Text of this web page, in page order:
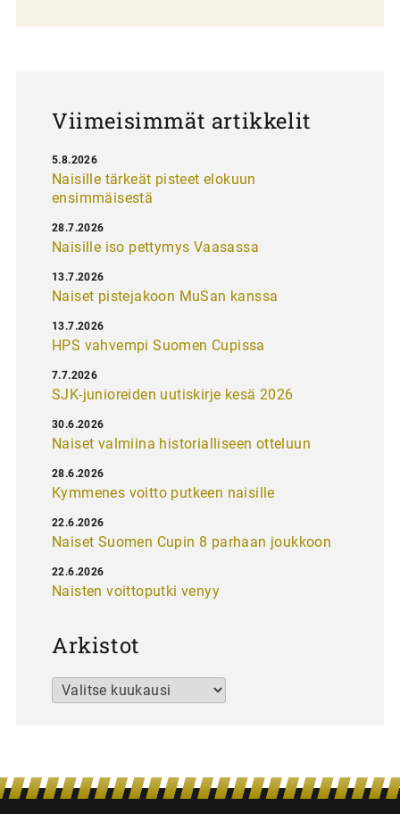
Viimeisimmät artikkelit
Naisille tärkeät pisteet elokuun
ensimmäisestä
5.8.2026
Naisille iso pettymys Vaasassa
28.7.2026
Naiset pistejakoon MuSan kanssa
13.7.2026
HPS vahvempi Suomen Cupissa
13.7.2026
SJK-junioreiden uutiskirje kesä 2026
7.7.2026
Naiset valmiina historialliseen otteluun
30.6.2026
Kymmenes voitto putkeen naisille
28.6.2026
Naiset Suomen Cupin 8 parhaan joukkoon
22.6.2026
Naisten voittoputki venyy
22.6.2026
Arkistot
Arkistot